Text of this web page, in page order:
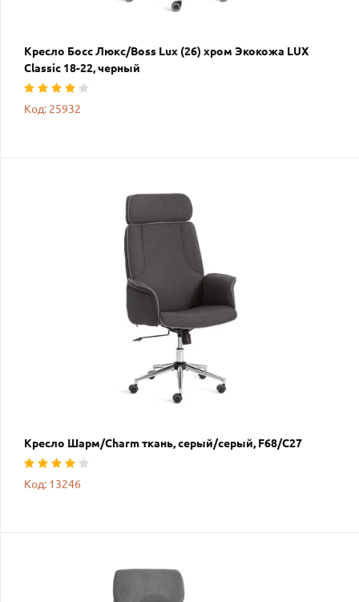
Кресло Босс Люкс/Boss Lux (26) хром Экокожа LUX
Classic 18-22, черный
Код: 25932
Кресло Шарм/Charm ткань, серый/серый, F68/C27
Код: 13246